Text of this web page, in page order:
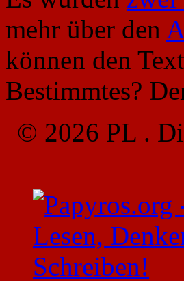
mehr über den
können den Text
Bestimmtes?
© 2026 PL .